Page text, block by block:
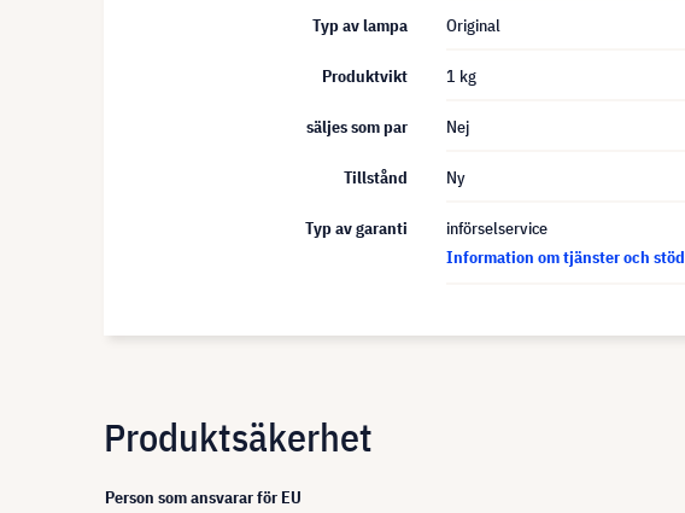
Typ av lampa Original
Produktvikt 1 kg
säljes som par Nej
Tillstånd Ny
Typ av garanti
införselservice
Information om tjänster och stöd
Produktsäkerhet
Person som ansvarar för EU